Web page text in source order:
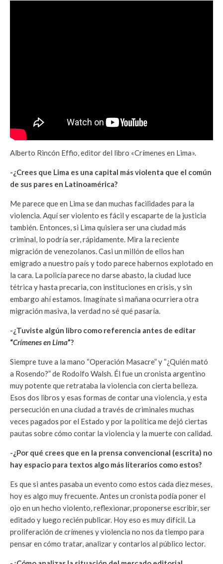
Alberto Rincón Effio, editor del libro «Crímenes en Lima».
-¿Crees que Lima es una capital más violenta que el común
de sus pares en Latinoamérica?
Me parece que en Lima se dan muchas facilidades para la
violencia. Aquí ser violento es fácil y escaparte de la justicia
también. Entonces, si Lima quisiera ser una ciudad más
criminal, lo podría ser, rápidamente. Mira la reciente
migración de venezolanos. Casi un millón de ellos han
emigrado a nuestro país y todo parece habernos explotado en
la cara. La policía parece no darse abasto, la ciudad luce
tétrica y hasta precaria, con instituciones en crisis, y sin
embargo ahí estamos. Imagínate si mañana ocurriera otra
migración masiva, la verdad no sé qué pasaría.
-¿Tuviste algún libro como referencia antes de editar
“Crímenes en Lima”?
Siempre tuve a la mano “Operación Masacre” y “¿Quién mató
a Rosendo?” de Rodolfo Walsh. Él fue un cronista argentino
muy potente que retrataba la violencia con cierta belleza.
Esos dos libros y esas formas de contar una violencia, y esta
persecución en una ciudad a través de criminales muchas
veces pagados por el Estado y por la política me dejó ciertas
pautas sobre cómo contar la violencia y la muerte con calidad.
-¿Por qué crees que en la prensa convencional (escrita) no
hay espacio para textos algo más literarios como estos?
Es que si antes pasaba un evento como estos cada diez meses,
hoy es algo muy frecuente. Antes un cronista podía poner el
ojo en un hecho violento, reflexionar, proponerse escribir, ser
editado y luego recién publicar. Hoy eso es muy difícil. La
proliferación de crímenes y violencia no nos da tiempo para
pensar en cómo tratar, analizar y contarlos al público lector.